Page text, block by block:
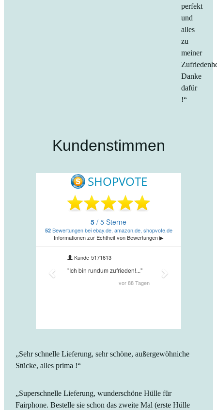
perfekt
und
alles
zu
meiner
Danke
dafür
!“
Kundenstimmen
„Sehr schnelle Lieferung, sehr schöne, außergewöhniche
Stücke, alles prima !“
„Superschnelle Lieferung, wunderschöne Hülle für
Fairphone. Bestelle sie schon das zweite Mal (erste Hülle